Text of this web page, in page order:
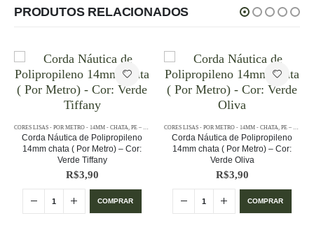
PRODUTOS RELACIONADOS
,POR METRO - 14MM - CHATA
CORES LISAS - POR METRO - 14MM - CHATA, PE – 14MM – CHATA - POR METRO ,POR METRO - 14MM - CHATA
Corda Náutica de Polipropileno
14mm chata ( Por Metro) – Cor:
Verde Tiffany
R$3,90
COMPRAR
CORES LISAS - POR METRO - 14MM - CHATA, PE – 14MM – CHATA - POR METRO
Corda Náutica de Polipropileno
14mm chata ( Por Metro) – Cor:
Verde Oliva
R$3,90
COMPRAR